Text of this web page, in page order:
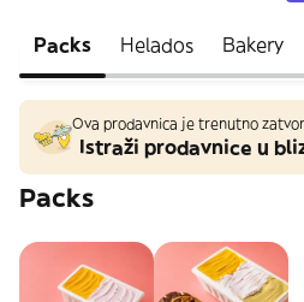
Packs Helados Bakery
Ova prodavnica je trenutno
Istraži prodavnice u
Packs